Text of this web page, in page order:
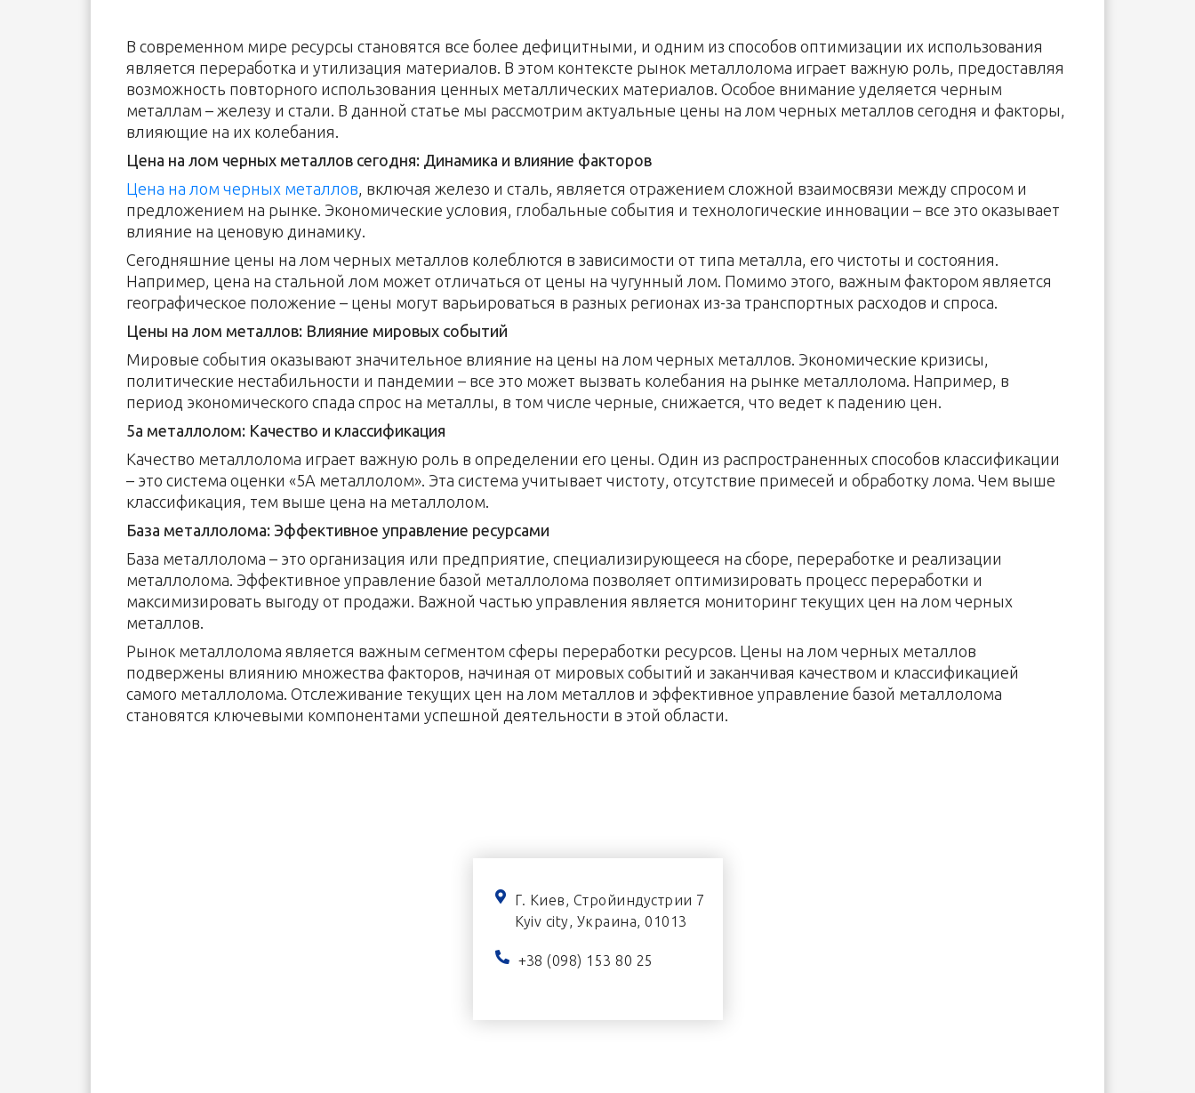
В современном мире ресурсы становятся все более дефицитными, и одним из способов оптимизации их использования
является переработка и утилизация материалов. В этом контексте рынок металлолома играет важную роль, предоставляя
возможность повторного использования ценных металлических материалов. Особое внимание уделяется черным
металлам – железу и стали. В данной статье мы рассмотрим актуальные цены на лом черных металлов сегодня и факторы,
влияющие на их колебания.
Цена на лом черных металлов сегодня: Динамика и влияние факторов
Цена на лом черных металлов, включая железо и сталь, является отражением сложной взаимосвязи между спросом и
предложением на рынке. Экономические условия, глобальные события и технологические инновации – все это оказывает
влияние на ценовую динамику.
Сегодняшние цены на лом черных металлов колеблются в зависимости от типа металла, его чистоты и состояния.
Например, цена на стальной лом может отличаться от цены на чугунный лом. Помимо этого, важным фактором является
географическое положение – цены могут варьироваться в разных регионах из-за транспортных расходов и спроса.
Цены на лом металлов: Влияние мировых событий
Мировые события оказывают значительное влияние на цены на лом черных металлов. Экономические кризисы,
политические нестабильности и пандемии – все это может вызвать колебания на рынке металлолома. Например, в
период экономического спада спрос на металлы, в том числе черные, снижается, что ведет к падению цен.
5а металлолом: Качество и классификация
Качество металлолома играет важную роль в определении его цены. Один из распространенных способов классификации
– это система оценки «5А металлолом». Эта система учитывает чистоту, отсутствие примесей и обработку лома. Чем выше
классификация, тем выше цена на металлолом.
База металлолома: Эффективное управление ресурсами
База металлолома – это организация или предприятие, специализирующееся на сборе, переработке и реализации
металлолома. Эффективное управление базой металлолома позволяет оптимизировать процесс переработки и
максимизировать выгоду от продажи. Важной частью управления является мониторинг текущих цен на лом черных
металлов.
Рынок металлолома является важным сегментом сферы переработки ресурсов. Цены на лом черных металлов
подвержены влиянию множества факторов, начиная от мировых событий и заканчивая качеством и классификацией
самого металлолома. Отслеживание текущих цен на лом металлов и эффективное управление базой металлолома
становятся ключевыми компонентами успешной деятельности в этой области.
Г. Киев, Стройиндустрии 7
Kyiv city, Украина, 01013
+38 (098) 153 80 25